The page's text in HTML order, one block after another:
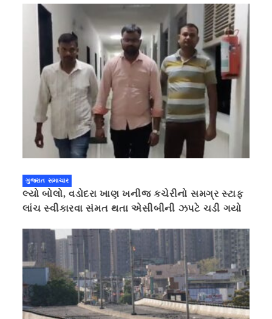
ગુજરાત સમાચાર
લ્યો બોલો, વડોદરા ખાણ ખનીજ કચેરીનો સમગ્ર સ્ટાફ
લાંચ સ્વીકારવા સંમત થતા એસીબીની ઝપટે ચડી ગયો